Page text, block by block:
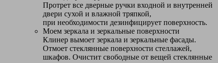
Протрет все дверные ручки входной и внутренней
двери сухой и влажной тряпкой,
при необходимости дезинфицирует поверхность.
Моем зеркала и зеркальные поверхности
Клинер вымоет зеркала и зеркальные фасады.
Отмоет стеклянные поверхности стеллажей,
шкафов. Очистит свободные от вещей стеклянные